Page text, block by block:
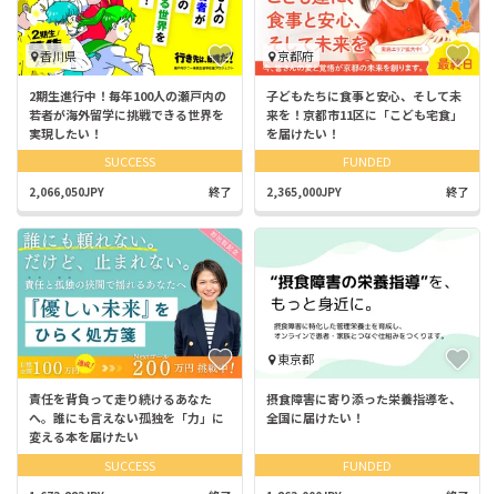
香川県
2期生進行中！毎年100人の瀬戸内の
若者が海外留学に挑戦できる世界を
実現したい！
SUCCESS
2,066,050JPY 終了
京都府
子どもたちに食事と安心、そして未
来を！京都市11区に「こども宅食」
を届けたい！
FUNDED
2,365,000JPY 終了
責任を背負って走り続けるあなた
へ。誰にも言えない孤独を「力」に
変える本を届けたい
SUCCESS
東京都
摂食障害に寄り添った栄養指導を、
全国に届けたい！
FUNDED